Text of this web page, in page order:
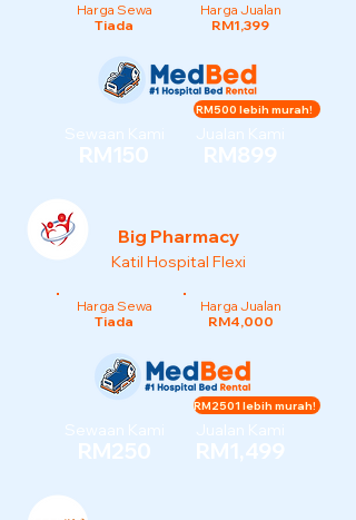
Harga Sewa
Tiada
Harga Jualan
RM1,399
Sewaan Kami
RM150
Jualan Kami
RM899
RM500 lebih murah!
Big Pharmacy
Katil Hospital Flexi
Harga Sewa
Tiada
Harga Jualan
RM4,000
Sewaan Kami
RM250
Jualan Kami
RM1,499
RM2501 lebih murah!